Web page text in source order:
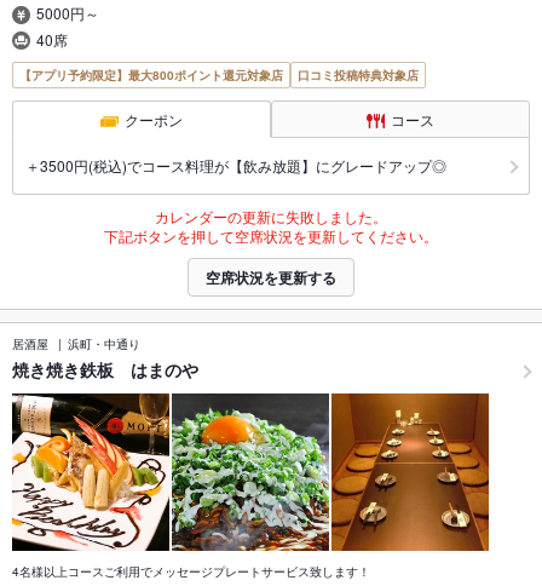
5000円～
40席
【アプリ予約限定】最大800ポイント還元対象店 口コミ投稿特典対象店
クーポン コース
＋3500円(税込)でコース料理が【飲み放題】にグレードアップ◎
カレンダーの更新に失敗しました。
下記ボタンを押して空席状況を更新してください。
空席状況を更新する
居酒屋 浜町・中通り
焼き焼き鉄板 はまのや
4名様以上コースご利用でメッセージプレートサービス致します！